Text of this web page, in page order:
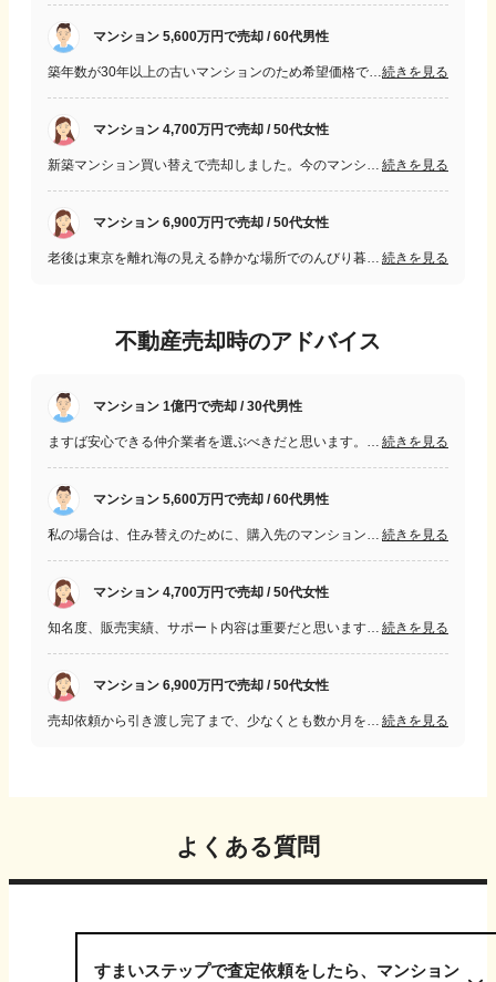
マンション 5,600万円で売却 / 60代男性
続きを見る
マンション 4,700万円で売却 / 50代女性
続きを見る
マンション 6,900万円で売却 / 50代女性
続きを見る
不動産売却時のアドバイス
マンション 1億円で売却 / 30代男性
続きを見る
マンション 5,600万円で売却 / 60代男性
続きを見る
マンション 4,700万円で売却 / 50代女性
続きを見る
マンション 6,900万円で売却 / 50代女性
続きを見る
よくある質問
すまいステップで査定依頼をしたら、マンション